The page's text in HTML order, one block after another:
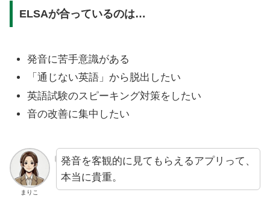
ELSAが合っているのは…
発音に苦手意識がある
「通じない英語」から脱出したい
英語試験のスピーキング対策をしたい
音の改善に集中したい
まりこ
発音を客観的に見てもらえるアプリって、
本当に貴重。